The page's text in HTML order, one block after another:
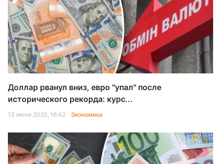
Доллар рванул вниз, евро "упал" после
исторического рекорда: курс...
13 июня 2025, 16:42 Экономика